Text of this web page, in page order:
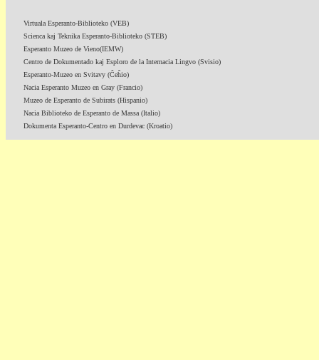
Virtuala Esperanto-Biblioteko (VEB)
Scienca kaj Teknika Esperanto-Biblioteko (STEB)
Esperanto Muzeo de Vieno(IEMW)
Centro de Dokumentado kaj Esploro de la Internacia Lingvo (Svisio)
Esperanto-Muzeo en Svitavy (Ĉeĥio)
Nacia Esperanto Muzeo en Gray (Francio)
Muzeo de Esperanto de Subirats (Hispanio)
Nacia Biblioteko de Esperanto de Massa (Italio)
Dokumenta Esperanto-Centro en Durdevac (Kroatio)